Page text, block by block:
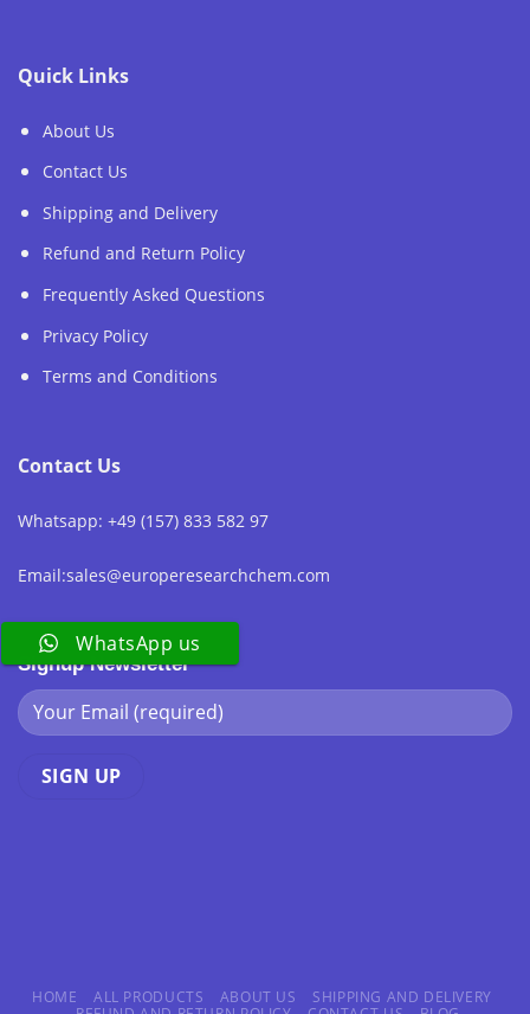
Quick Links
About Us
Contact Us
Shipping and Delivery
Refund and Return Policy
Frequently Asked Questions
Privacy Policy
Terms and Conditions
Contact Us
Whatsapp: +49 (157) 833 582 97
Email:sales@europeresearchchem.com
Signup Newsletter
HOME ALL PRODUCTS ABOUT US
SHIPPING AND DELIVERY
WhatsApp us